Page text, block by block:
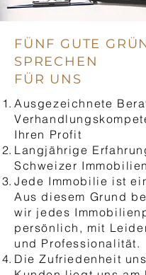
FÜNF GUTE
SPRECHEN
FÜR UNS
Ausgezeichnete
Ihren Profit
Langjährige
Schweizer
Jede Immobilie ist
Aus diesem Grund
wir jedes
persönlich, mit
und Professionalität.
Die Zufriedenheit